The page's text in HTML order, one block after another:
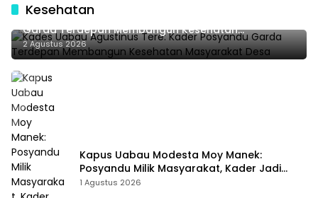
Kesehatan
Kades Uabau Agustinus Tere: Kader Posyandu
Garda Terdepan Membangun Kesehatan
Masyarakat Desa
2 Agustus 2026
Kapus Uabau Modesta Moy Manek:
Posyandu Milik Masyarakat, Kader Jadi
Ujung Tombak Perangi Stunting
1 Agustus 2026